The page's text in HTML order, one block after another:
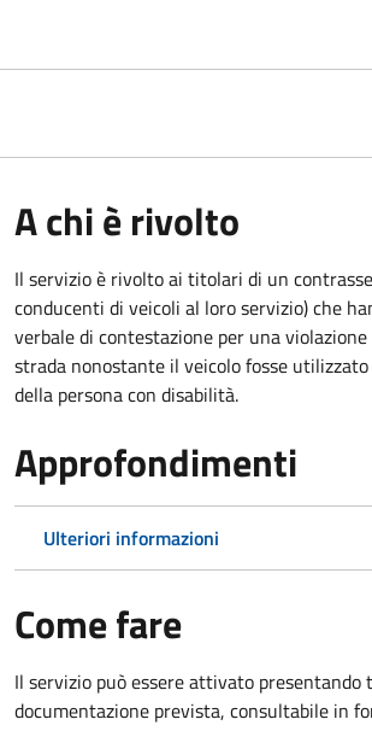
A chi è rivolto
Il servizio è rivolto ai titolari di un
conducenti di veicoli al loro servizio) che
verbale di contestazione per una violazione
strada nonostante il veicolo fosse
della persona con disabilità.
Approfondimenti
Ulteriori informazioni
Come fare
Il servizio può essere attivato
documentazione prevista, consultabile in